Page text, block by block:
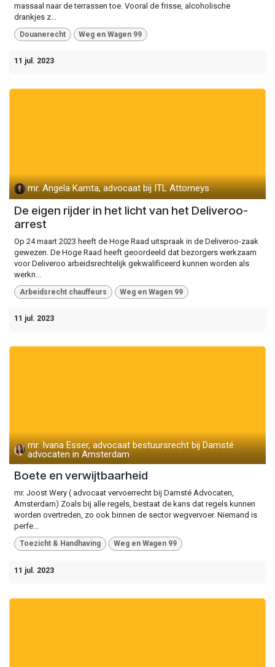
massaal naar de terrassen toe. Vooral de frisse, alcoholische
drankjes z...
Douanerecht Weg en Wagen 99
11 jul. 2023
mr. Angela Kamta, advocaat bij ITL Attorneys
De eigen rijder in het licht van het Deliveroo-
arrest
Op 24 maart 2023 heeft de Hoge Raad uitspraak in de Deliveroo-zaak
gewezen. De Hoge Raad heeft geoordeeld dat bezorgers werkzaam
voor Deliveroo arbeidsrechtelijk gekwalificeerd kunnen worden als
werkn...
Arbeidsrecht chauffeurs Weg en Wagen 99
11 jul. 2023
mr. Ivana Esser, advocaat bestuursrecht bij Damsté
advocaten in Amsterdam
Boete en verwijtbaarheid
mr. Joost Wery ( advocaat vervoerrecht bij Damsté Advocaten,
Amsterdam) Zoals bij alle regels, bestaat de kans dat regels kunnen
worden overtreden, zo ook binnen de sector wegvervoer. Niemand is
perfe...
Toezicht & Handhaving Weg en Wagen 99
11 jul. 2023